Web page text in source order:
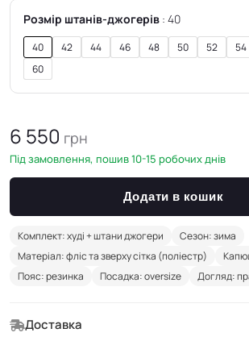
Розмір штанів-джогерів 40
40 42 44 46 48 50 52 54
60
6 550 грн
Під замовлення, пошив 10-15 робочих днів
Додати в кошик
Комплект: худі + штани джогери
Сезон: зима
Матеріал: фліс та зверху сітка (поліестр)
Пояс: резинка
Посадка: oversize Догляд:
Доставка